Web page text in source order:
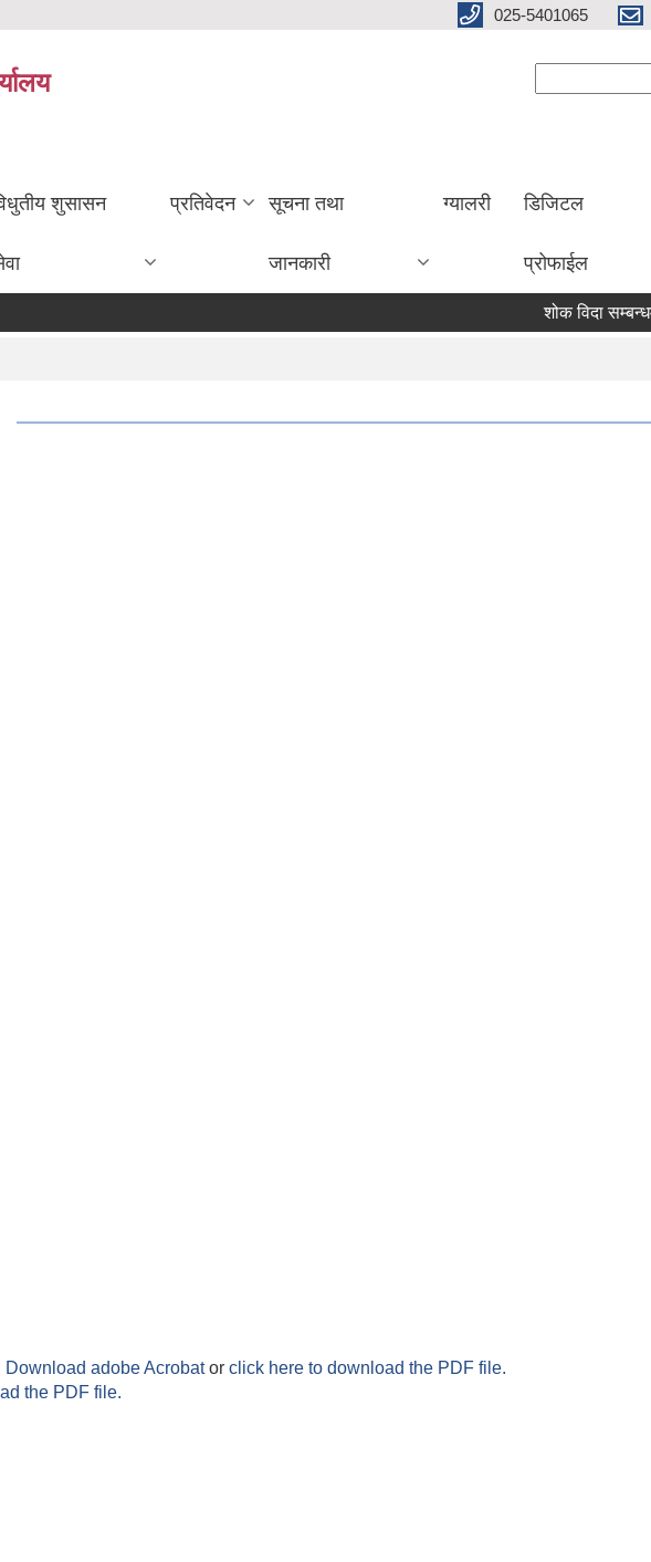
025-5401065
शुसासन प्रतिवेदन सूचना तथा
जानकारी
ग्यालरी डिजिटल
प्रोफाईल
शोक विदा सम्बन्धमा !!!
Download adobe Acrobator click here to download the PDF file.
the PDF file.